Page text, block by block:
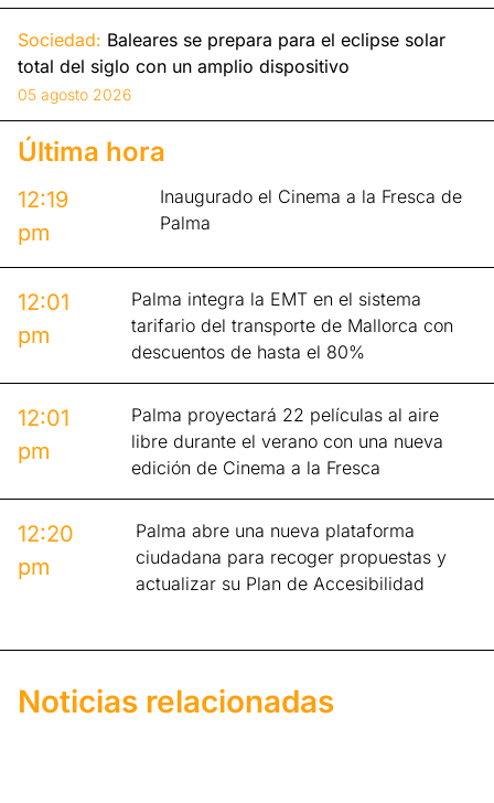
Sociedad: Baleares se prepara para el eclipse solar
total del siglo con un amplio dispositivo
05 agosto 2026
Última hora
12:19
pm
Inaugurado el Cinema a la Fresca de
Palma
12:01
pm
Palma integra la EMT en el sistema
tarifario del transporte de Mallorca con
descuentos de hasta el 80%
12:01
pm
Palma proyectará 22 películas al aire
libre durante el verano con una nueva
edición de Cinema a la Fresca
12:20
pm
Palma abre una nueva plataforma
ciudadana para recoger propuestas y
actualizar su Plan de Accesibilidad
Noticias relacionadas